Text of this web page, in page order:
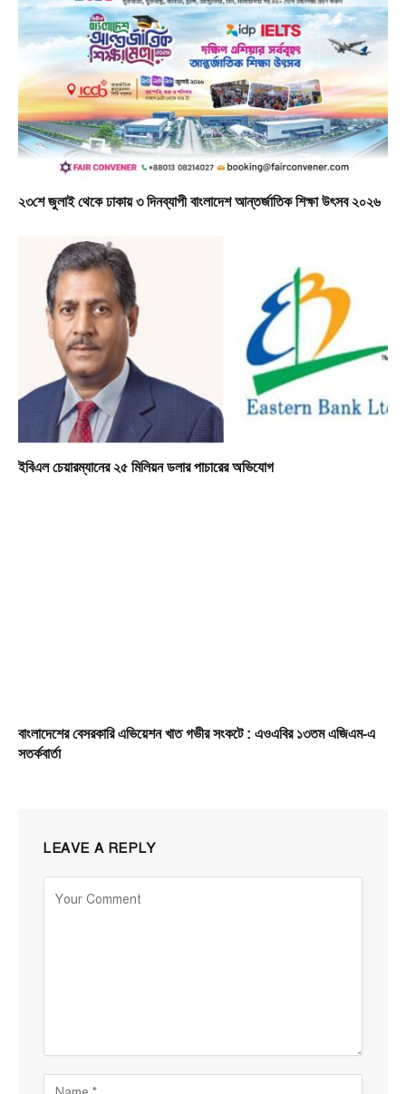
২৩শে জুলাই থেকে ঢাকায় ৩ দিনব্যাপী বাংলাদেশ আন্তর্জাতিক শিক্ষা উৎসব ২০২৬
ইবিএল চেয়ারম্যানের ২৫ মিলিয়ন ডলার পাচারের অভিযোগ
বাংলাদেশের বেসরকারি এভিয়েশন খাত গভীর সংকটে : এওএবির ১৩তম এজিএম-এ
সতর্কবার্তা
LEAVE A REPLY